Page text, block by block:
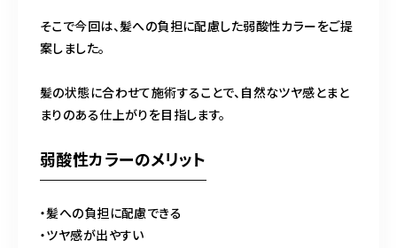
そこで今回は、髪への負担に配慮した弱酸性カラーをご提
案しました。
髪の状態に合わせて施術することで、自然なツヤ感とまと
まりのある仕上がりを目指します。
弱酸性カラーのメリット
・髪への負担に配慮できる
・ツヤ感が出やすい